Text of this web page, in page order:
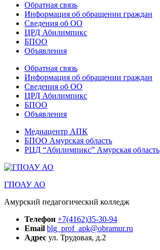
Обратная связь
Информация об обращении граждан
Сведения об ОО
ЦРД Абилимпикс
БПОО
Объявления
Обратная связь
Информация об обращении граждан
Сведения об ОО
ЦРД Абилимпикс
БПОО
Объявления
Медиацентр АПК
БПОО Амурская область
РЦД “Абилимпикс” Амурская область
ГПОАУ АО
Амурский педагогический колледж
Телефон +7(4162)35-30-94
Email blg_prof_apk@obramur.ru
Адрес ул. Трудовая, д.2